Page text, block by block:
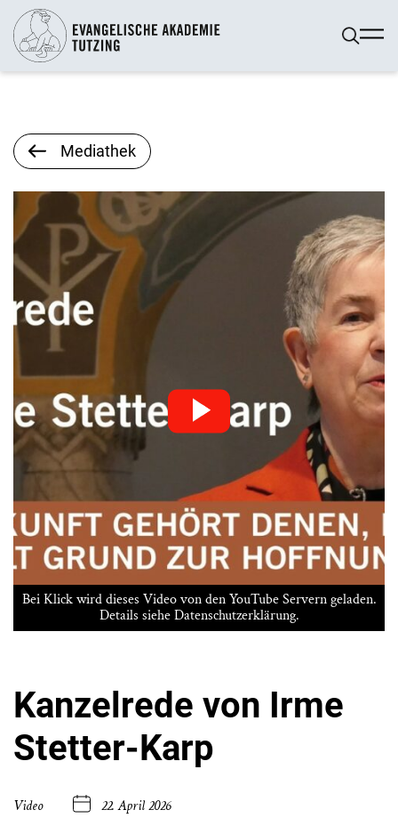
Mediathek
Bei Klick wird dieses Video von den YouTube Servern geladen.
Details sieheDatenschutzerklärung.
Kanzelrede von Irme
Stetter-Karp
Video 22. April 2026